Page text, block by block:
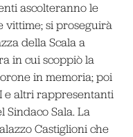
ascolteranno le
vittime; si proseguirà
della Scala a
in cui scoppiò la
in memoria; poi
e altri rappresentanti
Sindaco Sala. La
Castiglioni che